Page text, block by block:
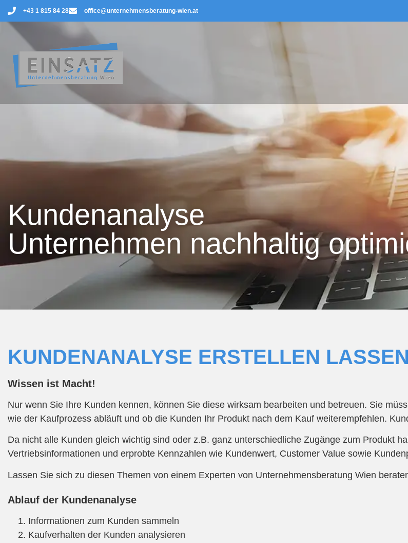
+43 1 815 84 28 office@unternehmensberatung-wien.at
Kundenanalyse
Unternehmen nachhaltig
KUNDENANALYSE ERSTELLEN LASSEN
Wissen ist Macht!
Nur wenn Sie Ihre Kunden kennen, können Sie diese wirksam bearbeiten und betreuen. Sie
wie der Kaufprozess abläuft und ob die Kunden Ihr Produkt nach dem Kauf weiterempfehlen.
Da nicht alle Kunden gleich wichtig sind oder z.B. ganz unterschiedliche Zugänge zum Produkt
Vertriebsinformationen und erprobte Kennzahlen wie Kundenwert, Customer Value sowie
Lassen Sie sich zu diesen Themen von einem Experten von Unternehmensberatung Wien
Ablauf der Kundenanalyse
Informationen zum Kunden sammeln
Kaufverhalten der Kunden analysieren